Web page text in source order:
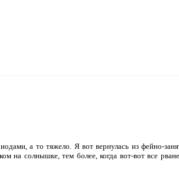
а то тяжело. Я вот вернулась из фейно-
на солнышке, тем более, когда вот-вот все